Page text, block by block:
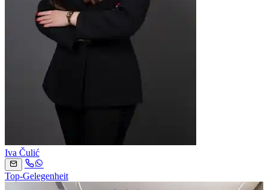
Iva Čulić
Top-Gelegenheit